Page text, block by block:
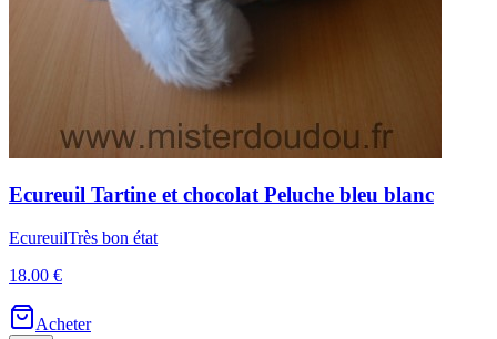
Ecureuil Tartine et chocolat Peluche bleu blanc
EcureuilTrès bon état
18.00 €
Acheter